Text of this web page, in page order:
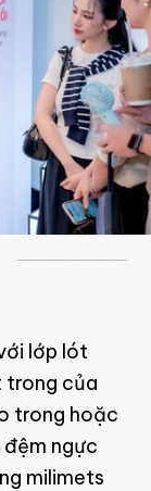
lớp lót
trong của
trong hoặc
ngực
milimets